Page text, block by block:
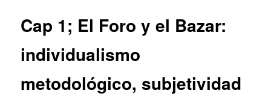
Cap 1; El Foro y el Bazar:
individualismo
metodológico, subjetividad